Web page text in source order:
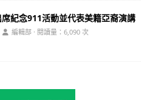
紀念911活動並代表美籍亞裔演講
編輯部 · 閱讀量：6,090 次